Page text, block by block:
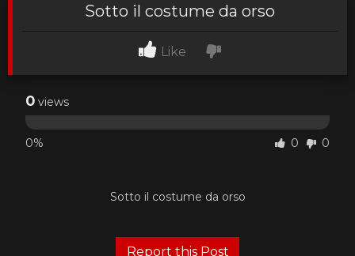
Sotto il costume da orso
Like
0 views
0% 0 0
Sotto il costume da orso